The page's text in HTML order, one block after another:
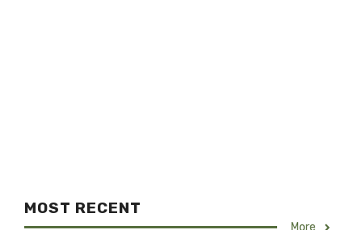
MOST RECENT
More